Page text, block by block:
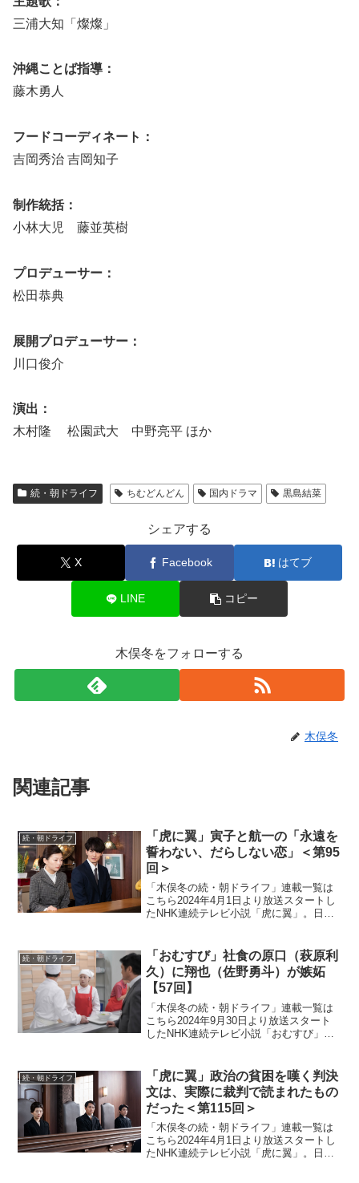
三浦大知「燦燦」
沖縄ことば指導：
藤木勇人
フードコーディネート：
吉岡秀治 吉岡知子
制作統括：
小林大児 藤並英樹
プロデューサー：
松田恭典
展開プロデューサー：
川口俊介
演出：
木村隆 松園武大 中野亮平 ほか
続・朝ドライフ ちむどんどん 国内ドラマ 黒島結菜
シェアする
X Facebook はてブ
LINE コピー
木俣冬をフォローする
木俣冬
関連記事
続・朝ドライフ
「虎に翼」寅子と航一の「永遠を
誓わない、だらしない恋」＜第95
回＞
「木俣冬の続・朝ドライフ」連載一覧は
こちら2024年4月1日より放送スタートし
たNHK連続テレビ小説「虎に翼」。日本
く本作。困難な時代に生まれながらも仲
間たちと切磋琢磨...
続・朝ドライフ
「おむすび」社食の原口（萩原利
久）に翔也（佐野勇斗）が嫉妬
【57回】
「木俣冬の続・朝ドライフ」連載一覧は
こちら2024年9月30日より放送スタート
したNHK連続テレビ小説「おむすび」。
岡・糸島で両親や祖父母と共に暮らして
いた...
続・朝ドライフ
「虎に翼」政治の貧困を嘆く判決
文は、実際に裁判で読まれたもの
だった＜第115回＞
「木俣冬の続・朝ドライフ」連載一覧は
こちら2024年4月1日より放送スタートし
たNHK連続テレビ小説「虎に翼」。日本